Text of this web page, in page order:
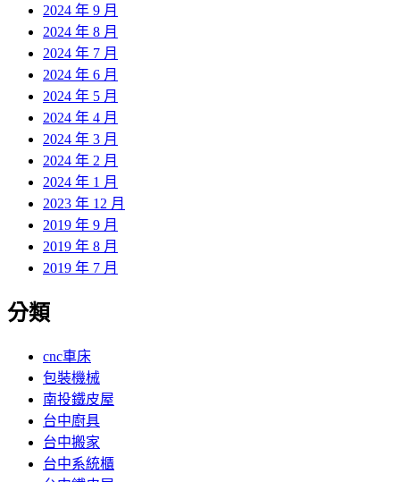
2024 年 9 月
2024 年 8 月
2024 年 7 月
2024 年 6 月
2024 年 5 月
2024 年 4 月
2024 年 3 月
2024 年 2 月
2024 年 1 月
2023 年 12 月
2019 年 9 月
2019 年 8 月
2019 年 7 月
分類
cnc車床
包裝機械
南投鐵皮屋
台中廚具
台中搬家
台中系統櫃